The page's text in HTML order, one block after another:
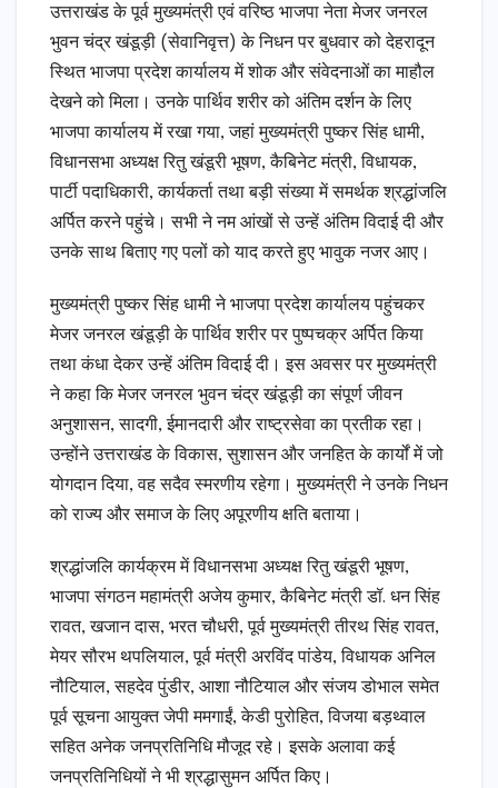
उत्तराखंड के पूर्व मुख्यमंत्री एवं वरिष्ठ भाजपा नेता मेजर जनरल
भुवन चंद्र खंडूड़ी (सेवानिवृत्त) के निधन पर बुधवार को देहरादून
स्थित भाजपा प्रदेश कार्यालय में शोक और संवेदनाओं का माहौल
देखने को मिला। उनके पार्थिव शरीर को अंतिम दर्शन के लिए
भाजपा कार्यालय में रखा गया, जहां मुख्यमंत्री पुष्कर सिंह धामी,
विधानसभा अध्यक्ष रितु खंडूरी भूषण, कैबिनेट मंत्री, विधायक,
पार्टी पदाधिकारी, कार्यकर्ता तथा बड़ी संख्या में समर्थक श्रद्धांजलि
अर्पित करने पहुंचे। सभी ने नम आंखों से उन्हें अंतिम विदाई दी और
उनके साथ बिताए गए पलों को याद करते हुए भावुक नजर आए।
मुख्यमंत्री पुष्कर सिंह धामी ने भाजपा प्रदेश कार्यालय पहुंचकर
मेजर जनरल खंडूड़ी के पार्थिव शरीर पर पुष्पचक्र अर्पित किया
तथा कंधा देकर उन्हें अंतिम विदाई दी। इस अवसर पर मुख्यमंत्री
ने कहा कि मेजर जनरल भुवन चंद्र खंडूड़ी का संपूर्ण जीवन
अनुशासन, सादगी, ईमानदारी और राष्ट्रसेवा का प्रतीक रहा।
उन्होंने उत्तराखंड के विकास, सुशासन और जनहित के कार्यों में जो
योगदान दिया, वह सदैव स्मरणीय रहेगा। मुख्यमंत्री ने उनके निधन
को राज्य और समाज के लिए अपूरणीय क्षति बताया।
श्रद्धांजलि कार्यक्रम में विधानसभा अध्यक्ष रितु खंडूरी भूषण,
भाजपा संगठन महामंत्री अजेय कुमार, कैबिनेट मंत्री डॉ. धन सिंह
रावत, खजान दास, भरत चौधरी, पूर्व मुख्यमंत्री तीरथ सिंह रावत,
मेयर सौरभ थपलियाल, पूर्व मंत्री अरविंद पांडेय, विधायक अनिल
नौटियाल, सहदेव पुंडीर, आशा नौटियाल और संजय डोभाल समेत
पूर्व सूचना आयुक्त जेपी ममगाईं, केडी पुरोहित, विजया बड़थ्वाल
सहित अनेक जनप्रतिनिधि मौजूद रहे। इसके अलावा कई
जनप्रतिनिधियों ने भी श्रद्धासुमन अर्पित किए।